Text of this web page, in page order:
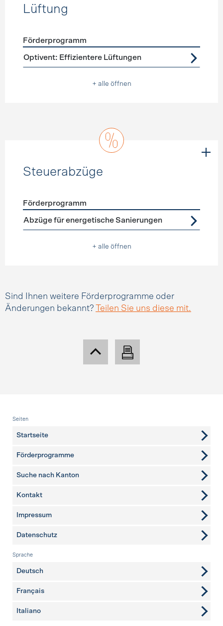
Lüftung
Förderprogramme Lüftung
Förderprogramm
Optivent: Effizientere Lüftungen
+ alle öffnen
Steuerabzüge
Förderprogramme Steuerabzüge
Förderprogramm
Abzüge für energetische Sanierungen
+ alle öffnen
Sind Ihnen weitere Förderprogramme oder
Änderungen bekannt?
Teilen Sie uns diese mit.
Fusszeile
Seiten
Startseite
Förderprogramme
Suche nach Kanton
weitere Seiten
Kontakt
Impressum
Datenschutz
Sprache
Deutsch
Français
Italiano